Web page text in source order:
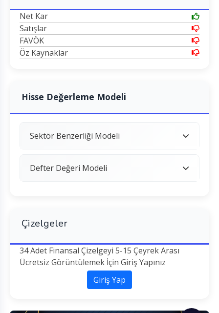
Net Kar
Satışlar
FAVÖK
Öz Kaynaklar
Hisse Değerleme Modeli
Sektör Benzerliği Modeli
Defter Değeri Modeli
Çizelgeler
34 Adet Finansal Çizelgeyi 5-15 Çeyrek Arası
Ücretsiz Görüntülemek İçin Giriş Yapınız
Giriş Yap